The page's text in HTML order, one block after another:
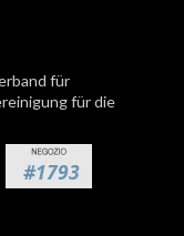
für
für die